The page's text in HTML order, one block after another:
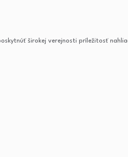
širokej verejnosti príležitosť